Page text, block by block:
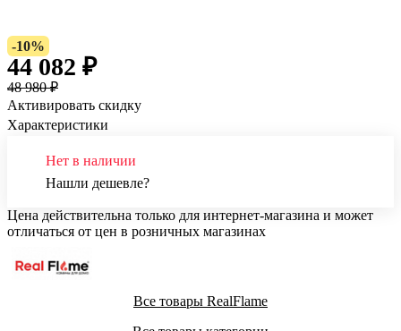
-10%
44 082 ₽
48 980 ₽
Активировать скидку
Характеристики
Нет в наличии
Нашли дешевле?
Цена действительна только для интернет-магазина и может
отличаться от цен в розничных магазинах
Все товары RealFlame